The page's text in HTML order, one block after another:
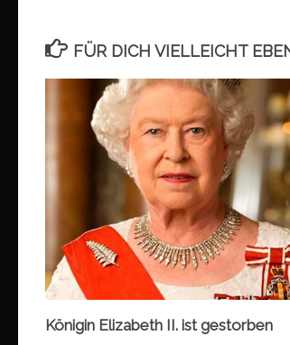
FÜR DICH VIELLEICHT
Königin Elizabeth II. ist gestorben